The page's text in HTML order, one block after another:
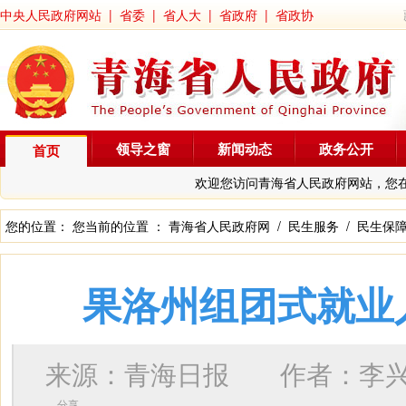
中央人民政府网站 | 省委 | 省人大 | 省政府 | 省政协
首页
欢迎您访问青海省人民政府网站，您
领导之窗 新闻动态 政务公开
您的位置： 您当前的位置 ： 青海省人民政府网 / 民生服务 / 民生保
果洛州组团式就
来源：青海日报 作者： 李